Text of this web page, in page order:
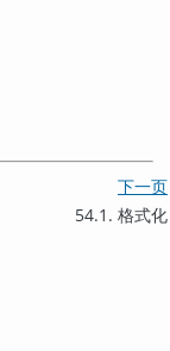
下一页
54.1. 格式化